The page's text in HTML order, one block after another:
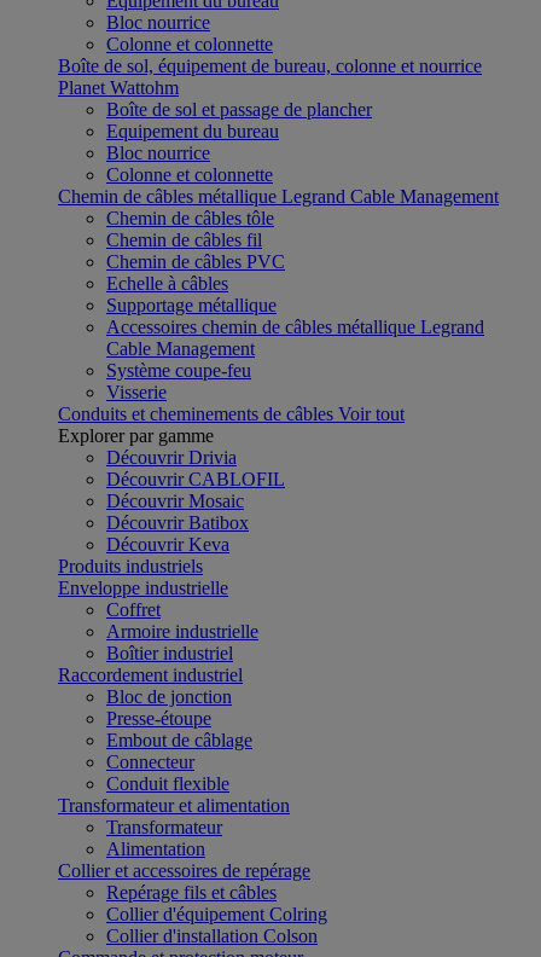
Bloc nourrice
Colonne et colonnette
Boîte de sol, équipement de bureau, colonne et nourrice
Planet Wattohm
Boîte de sol et passage de plancher
Equipement du bureau
Bloc nourrice
Colonne et colonnette
Chemin de câbles métallique Legrand Cable Management
Chemin de câbles tôle
Chemin de câbles fil
Chemin de câbles PVC
Echelle à câbles
Supportage métallique
Accessoires chemin de câbles métallique Legrand
Cable Management
Système coupe-feu
Visserie
Conduits et cheminements de câbles Voir tout
Explorer par gamme
Découvrir Drivia
Découvrir CABLOFIL
Découvrir Mosaic
Découvrir Batibox
Découvrir Keva
Produits industriels
Enveloppe industrielle
Coffret
Armoire industrielle
Boîtier industriel
Raccordement industriel
Bloc de jonction
Presse-étoupe
Embout de câblage
Connecteur
Conduit flexible
Transformateur et alimentation
Transformateur
Alimentation
Collier et accessoires de repérage
Repérage fils et câbles
Collier d'équipement Colring
Collier d'installation Colson